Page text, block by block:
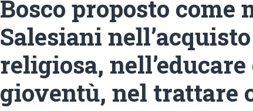
Bosco proposto come
Salesiani
religiosa,
gioventù, nel trattare